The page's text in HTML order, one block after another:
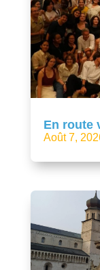
En route
Août 7,